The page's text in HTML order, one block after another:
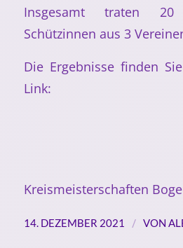
Insgesamt traten
Schützinnen aus 3
Die Ergebnisse finden
Link:
Kreismeisterschaften
14. DEZEMBER 2021 / VON